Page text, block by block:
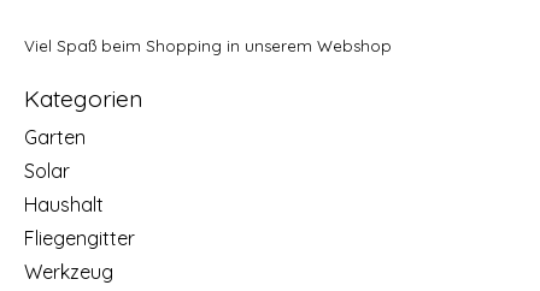
Viel Spaß beim Shopping in unserem Webshop
Kategorien
Garten
Solar
Haushalt
Fliegengitter
Werkzeug